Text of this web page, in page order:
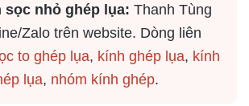
sọc nhỏ ghép lụa: Thanh Tùng
Zalo trên website. Dòng liên
to ghép lụa, kính ghép lụa, kính
lụa, nhóm kính ghép.